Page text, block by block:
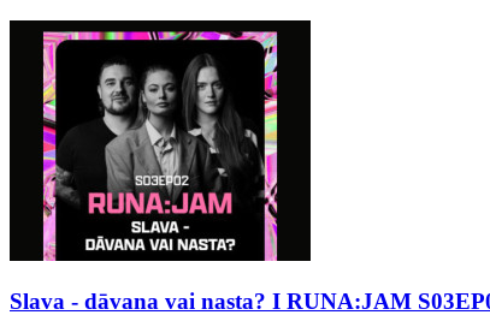
Slava - dāvana vai nasta? I RUNA:JAM